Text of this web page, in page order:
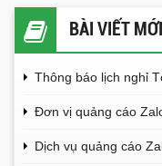
BÀI VIẾT
Thông báo lịch nghỉ
Đơn vị quảng cáo
Dịch vụ quảng cáo